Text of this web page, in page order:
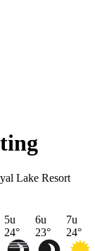
Lake Resort
5u
24°
6u
23°
7u
24°